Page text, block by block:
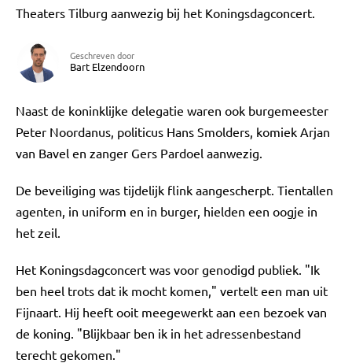
Theaters Tilburg aanwezig bij het Koningsdagconcert.
Geschreven door
Bart Elzendoorn
Naast de koninklijke delegatie waren ook burgemeester
Peter Noordanus, politicus Hans Smolders, komiek Arjan
van Bavel en zanger Gers Pardoel aanwezig.
De beveiliging was tijdelijk flink aangescherpt. Tientallen
agenten, in uniform en in burger, hielden een oogje in
het zeil.
Het Koningsdagconcert was voor genodigd publiek. "Ik
ben heel trots dat ik mocht komen," vertelt een man uit
Fijnaart. Hij heeft ooit meegewerkt aan een bezoek van
de koning. "Blijkbaar ben ik in het adressenbestand
terecht gekomen."